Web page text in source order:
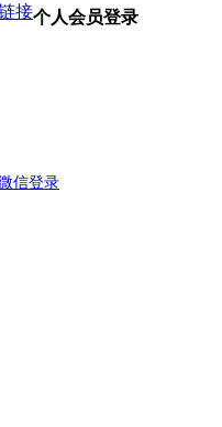
接个人会员登录
信登录